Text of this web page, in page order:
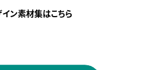
ン素材集はこちら